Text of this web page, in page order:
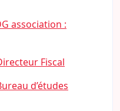
association :
Fiscal
d’études